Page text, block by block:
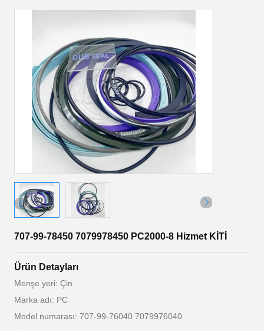
707-99-78450 7079978450 PC2000-8 Hizmet KİTİ
Ürün Detayları
Menşe yeri: Çin
Marka adı: PC
Model numarası: 707-99-76040 7079976040